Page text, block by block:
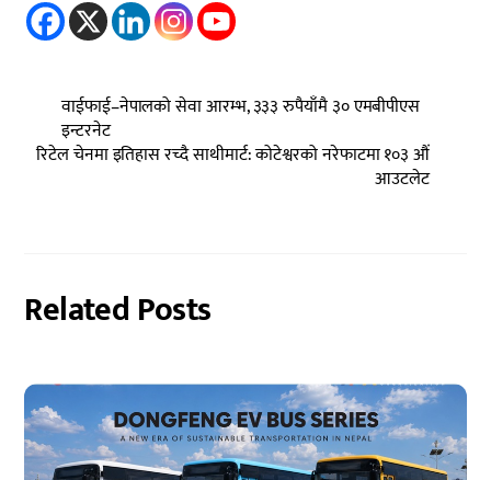
वाईफाई–नेपालको सेवा आरम्भ, ३३३ रुपैयाँमै ३० एमबीपीएस
इन्टरनेट
रिटेल चेनमा इतिहास रच्दै साथीमार्ट: कोटेश्वरको नरेफाटमा १०३ औं
आउटलेट
Related Posts